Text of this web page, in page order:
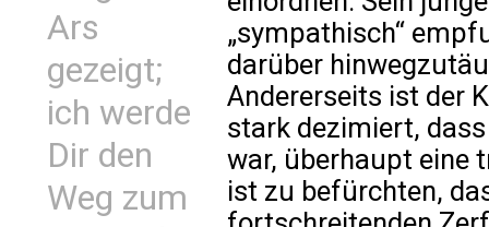
Ars
gezeigt;
ich werde
Dir den
Weg zum
„sympathisch“
darüber
Andererseits ist der
stark dezimiert,
war, überhaupt eine
ist zu befürchten,